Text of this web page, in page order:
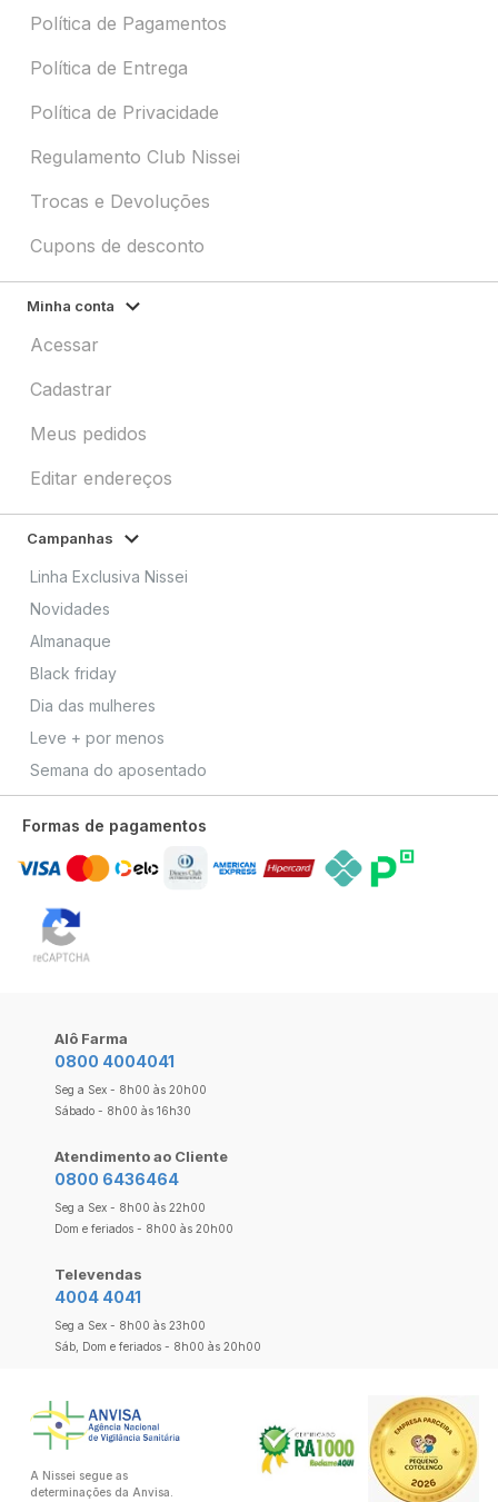
Política de Pagamentos
Política de Entrega
Política de Privacidade
Regulamento Club Nissei
Trocas e Devoluções
Cupons de desconto
Minha conta
Acessar
Cadastrar
Meus pedidos
Editar endereços
Campanhas
Linha Exclusiva Nissei
Novidades
Almanaque
Black friday
Dia das mulheres
Leve + por menos
Semana do aposentado
Formas de pagamentos
Alô Farma
0800 4004041
Seg a Sex - 8h00 às 20h00
Sábado - 8h00 às 16h30
Atendimento ao Cliente
0800 6436464
Seg a Sex - 8h00 às 22h00
Dom e feriados - 8h00 às 20h00
Televendas
4004 4041
Seg a Sex - 8h00 às 23h00
Sáb, Dom e feriados - 8h00 às 20h00
A Nissei segue as
determinações da Anvisa.